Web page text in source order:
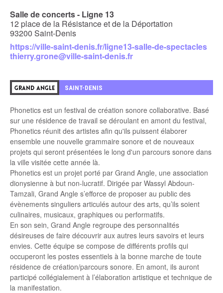
Salle de concerts - Ligne 13
12 place de la Résistance et de la Déportation
93200 Saint-Denis
https://ville-saint-denis.fr/ligne13-salle-de-spectacles
thierry.grone@ville-saint-denis.fr
GRAND ANGLE SAINT-DENIS
Phonetics est un festival de création sonore collaborative. Basé
sur une résidence de travail se déroulant en amont du festival,
Phonetics réunit des artistes afin qu'ils puissent élaborer
ensemble une nouvelle grammaire sonore et de nouveaux
projets qui seront présentées le long d'un parcours sonore dans
la ville visitée cette année là.
Phonetics est un projet porté par Grand Angle, une association
dionysienne à but non-lucratif. Dirigée par Wassyl Abdoun-
Tamzali, Grand Angle s’efforce de proposer au public des
évènements singuliers articulés autour des arts, qu’ils soient
culinaires, musicaux, graphiques ou performatifs.
En son sein, Grand Angle regroupe des personnalités
désireuses de faire découvrir aux autres leurs savoirs et leurs
envies. Cette équipe se compose de différents profils qui
occuperont les postes essentiels à la bonne marche de toute
résidence de création/parcours sonore. En amont, ils auront
participé collégialement à l’élaboration artistique et technique de
la manifestation.